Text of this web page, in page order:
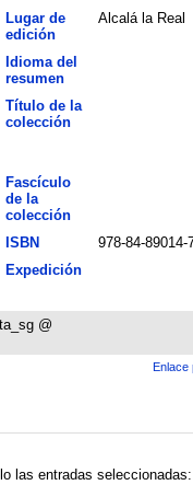
Lugar de
edición
Alcalá la Real
Idioma del
resumen
Título de la
colección
Fascículo
de la
colección
ISBN
978-84-89014-
Expedición
@
Enlace
las entradas seleccionadas: